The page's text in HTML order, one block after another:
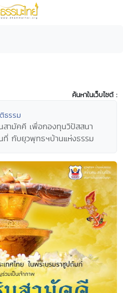
ค้นหาในเว็บไซต์ :
ธรรม
ามัคคี เพื่อกองทุนวิปัสสนา
กับยุวพุทธฯบ้านแห่งธรรม